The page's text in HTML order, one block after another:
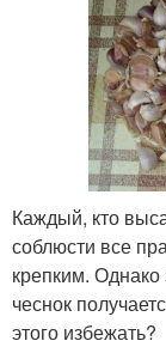
Каждый, кто
соблюсти все
крепким.
чеснок
этого избежать?